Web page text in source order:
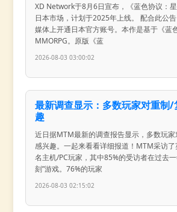
XD Network于8月6日宣布，《蓝色协议：
日本市场，计划于2025年上线。 配合此公
媒体上开通日本官方账号。本作是基于《蓝
MMORPG。原版《蓝
2026-08-03 03:00:02
最新调查显示：多数玩家对重制
趣
近日据MTM最新的调查报告显示，多数玩
感兴趣。一起来看看详细报道！MTM采访
名主机/PC玩家，其中85%的受访者在过去
刻”游戏。76%的玩家
2026-08-03 02:15:02